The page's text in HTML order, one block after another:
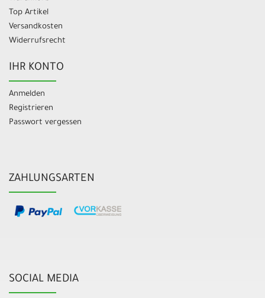
Top Artikel
Versandkosten
Widerrufsrecht
IHR KONTO
Anmelden
Registrieren
Passwort vergessen
ZAHLUNGSARTEN
SOCIAL MEDIA